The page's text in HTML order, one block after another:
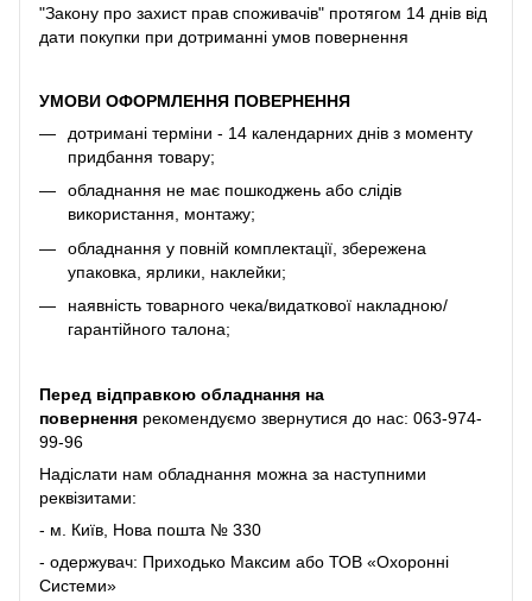
"Закону про захист прав споживачів" протягом 14 днів від
дати покупки при дотриманні умов повернення
УМОВИ ОФОРМЛЕННЯ ПОВЕРНЕННЯ
дотримані терміни - 14 календарних днів з моменту
придбання товару;
обладнання не має пошкоджень або слідів
використання, монтажу;
обладнання у повній комплектації, збережена
упаковка, ярлики, наклейки;
наявність товарного чека/видаткової накладною/
гарантійного талона;
Перед відправкою обладнання на
повернення рекомендуємо звернутися до нас: 063-974-
99-96
Надіслати нам обладнання можна за наступними
реквізитами:
- м. Київ, Нова пошта № 330
- одержувач: Приходько Максим або ТОВ «Охоронні
Системи»